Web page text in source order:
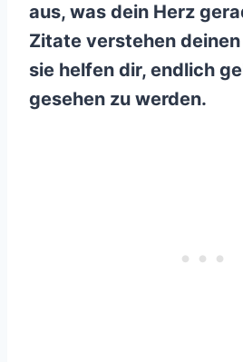
aus, was dein Herz
Zitate verstehen
sie helfen dir, endlich
gesehen zu werden.